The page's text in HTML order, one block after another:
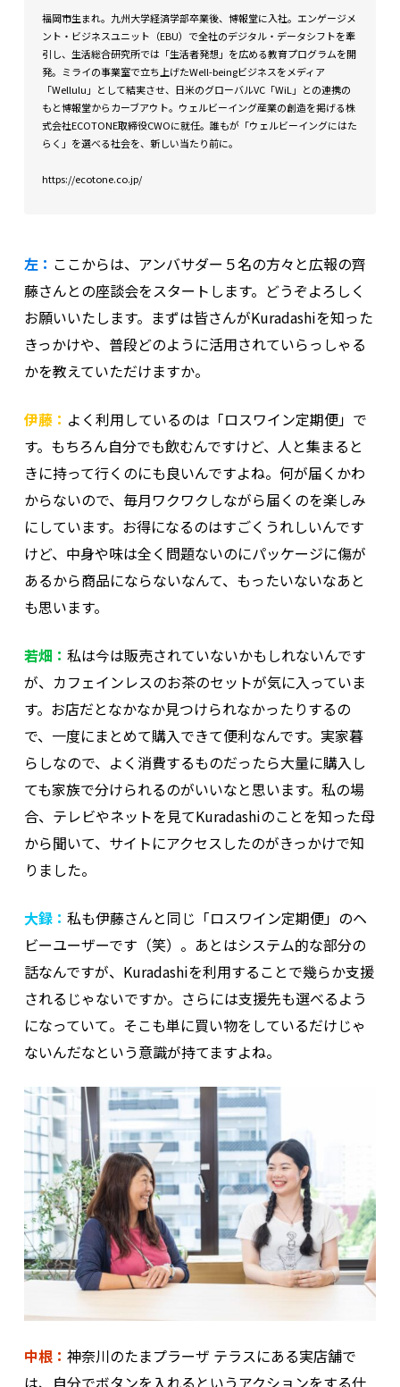
左： ここからは、アンバサダー５名の方々と広報の齊
藤さんとの座談会をスタートします。どうぞよろしく
お願いいたします。まずは皆さんがKuradashiを知った
きっかけや、普段どのように活用されていらっしゃる
かを教えていただけますか。
伊藤： よく利用しているのは「ロスワイン定期便」で
す。もちろん自分でも飲むんですけど、人と集まると
きに持って行くのにも良いんですよね。何が届くかわ
からないので、毎月ワクワクしながら届くのを楽しみ
にしています。お得になるのはすごくうれしいんです
けど、中身や味は全く問題ないのにパッケージに傷が
あるから商品にならないなんて、もったいないなあと
も思います。
若畑： 私は今は販売されていないかもしれないんです
が、カフェインレスのお茶のセットが気に入っていま
す。お店だとなかなか見つけられなかったりするの
で、一度にまとめて購入できて便利なんです。実家暮
らしなので、よく消費するものだったら大量に購入し
ても家族で分けられるのがいいなと思います。私の場
合、テレビやネットを見てKuradashiのことを知った母
から聞いて、サイトにアクセスしたのがきっかけで知
りました。
大録： 私も伊藤さんと同じ「ロスワイン定期便」のヘ
ビーユーザーです（笑）。あとはシステム的な部分の
話なんですが、Kuradashiを利用することで幾らか支援
されるじゃないですか。さらには支援先も選べるよう
になっていて。そこも単に買い物をしているだけじゃ
ないんだなという意識が持てますよね。
中根： 神奈川のたまプラーザ テラスにある実店舗で
福岡市生まれ。九州大学経済学部卒業後、博報堂に入社。エンゲージメ
ント・ビジネスユニット（EBU）で全社のデジタル・データシフトを牽
引し、生活総合研究所では「生活者発想」を広める教育プログラムを開
発。ミライの事業室で立ち上げたWell-beingビジネスをメディア
「Wellulu」として結実させ、日米のグローバルVC「WiL」との連携の
もと博報堂からカーブアウト。ウェルビーイング産業の創造を掲げる株
式会社ECOTONE取締役CWOに就任。誰もが「ウェルビーイングにはた
らく」を選べる社会を、新しい当たり前に。
https://ecotone.co.jp/